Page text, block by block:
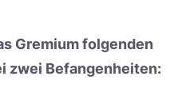
Gremium folgenden
zwei Befangenheiten: